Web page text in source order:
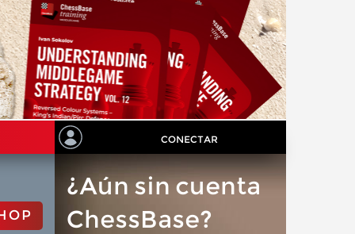
CONECTAR
¿Aún sin cuenta
ChessBase?